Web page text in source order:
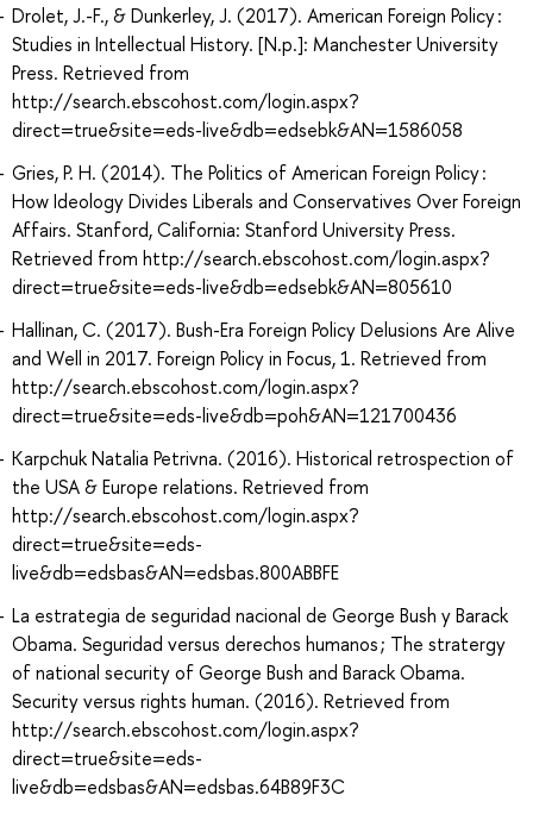
Drolet, J.-F., & Dunkerley, J. (2017). American Foreign Policy :
Studies in Intellectual History. [N.p.]: Manchester University
Press. Retrieved from
http://search.ebscohost.com/login.aspx?
direct=true&site=eds-live&db=edsebk&AN=1586058
Gries, P. H. (2014). The Politics of American Foreign Policy :
How Ideology Divides Liberals and Conservatives Over Foreign
Affairs. Stanford, California: Stanford University Press.
Retrieved from http://search.ebscohost.com/login.aspx?
direct=true&site=eds-live&db=edsebk&AN=805610
Hallinan, C. (2017). Bush-Era Foreign Policy Delusions Are Alive
and Well in 2017. Foreign Policy in Focus, 1. Retrieved from
http://search.ebscohost.com/login.aspx?
direct=true&site=eds-live&db=poh&AN=121700436
Karpchuk Natalia Petrivna. (2016). Historical retrospection of
the USA & Europe relations. Retrieved from
http://search.ebscohost.com/login.aspx?
direct=true&site=eds-
live&db=edsbas&AN=edsbas.800ABBFE
La estrategia de seguridad nacional de George Bush y Barack
Obama. Seguridad versus derechos humanos ; The stratergy
of national security of George Bush and Barack Obama.
Security versus rights human. (2016). Retrieved from
http://search.ebscohost.com/login.aspx?
direct=true&site=eds-
live&db=edsbas&AN=edsbas.64B89F3C